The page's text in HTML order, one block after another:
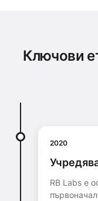
Ключови
2020
RB Labs е